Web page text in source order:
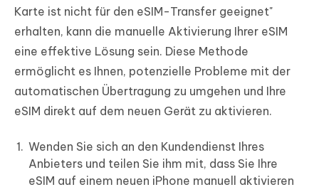
Karte ist nicht für den eSIM-Transfer geeignet"
erhalten, kann die manuelle Aktivierung Ihrer eSIM
eine effektive Lösung sein. Diese Methode
ermöglicht es Ihnen, potenzielle Probleme mit der
automatischen Übertragung zu umgehen und Ihre
eSIM direkt auf dem neuen Gerät zu aktivieren.
Wenden Sie sich an den Kundendienst Ihres
Anbieters und teilen Sie ihm mit, dass Sie Ihre
eSIM auf einem neuen iPhone manuell aktivieren